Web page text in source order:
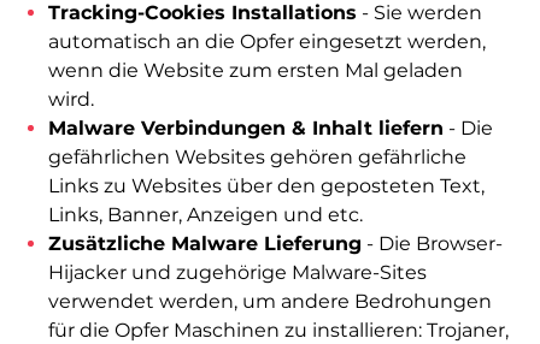
Tracking-Cookies Installations - Sie werden
automatisch an die Opfer eingesetzt werden,
wenn die Website zum ersten Mal geladen
wird.
Malware Verbindungen & Inhalt liefern - Die
gefährlichen Websites gehören gefährliche
Links zu Websites über den geposteten Text,
Links, Banner, Anzeigen und etc.
Zusätzliche Malware Lieferung - Die Browser-
Hijacker und zugehörige Malware-Sites
verwendet werden, um andere Bedrohungen
für die Opfer Maschinen zu installieren: Trojaner,